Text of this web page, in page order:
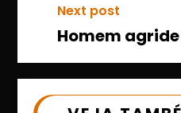
Next post
Homem